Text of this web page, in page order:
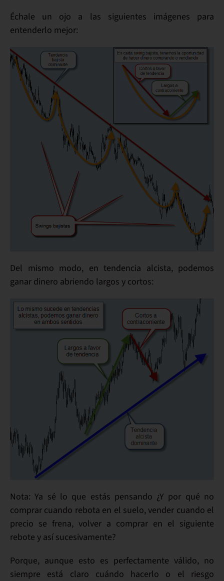
Échale un ojo a las siguientes imágenes para
entenderlo mejor:
Del mismo modo, en tendencia alcista, podemos
ganar dinero abriendo largos y cortos:
Nota:Ya sé lo que estás pensando ¿Y por qué no
comprar cuando rebota en el suelo, vender cuando el
precio se frena, volver a comprar en el siguiente
rebote y así sucesivamente?
Porque, aunque esto es perfectamente válido, no
siempre está claro cuándo hacerlo o el riesgo